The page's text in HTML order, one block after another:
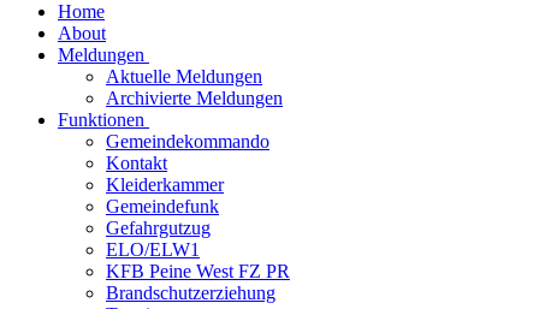
Home
About
Meldungen
Aktuelle Meldungen
Archivierte Meldungen
Funktionen
Gemeindekommando
Kontakt
Kleiderkammer
Gemeindefunk
Gefahrgutzug
ELO/ELW1
KFB Peine West FZ PR
Brandschutzerziehung